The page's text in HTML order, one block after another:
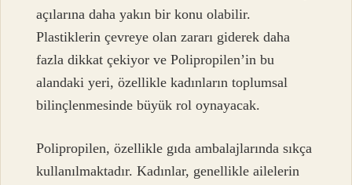
açılarına daha yakın bir konu olabilir.
Plastiklerin çevreye olan zararı giderek daha
fazla dikkat çekiyor ve Polipropilen’in bu
alandaki yeri, özellikle kadınların toplumsal
bilinçlenmesinde büyük rol oynayacak.
Polipropilen, özellikle gıda ambalajlarında sıkça
kullanılmaktadır. Kadınlar, genellikle ailelerin